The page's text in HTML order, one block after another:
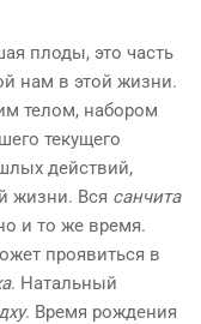
плоды, это часть
нам в этой жизни.
телом, набором
текущего
действий,
жизни. Вся санчита
и то же время.
проявиться в
. Натальный
. Время рождения